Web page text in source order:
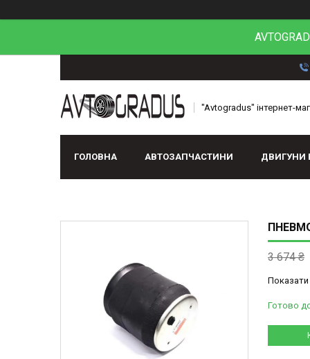
"Avtogradus" інтернет-
ГОЛОВНА АВТОЗАПЧАСТИНИ ДВИГУНИ
3 674 ₴
Показати
Готово